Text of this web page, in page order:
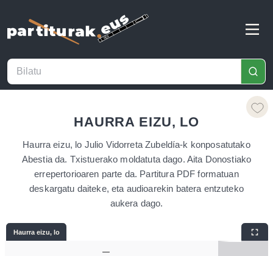
HAURRA EIZU, LO
Haurra eizu, lo Julio Vidorreta Zubeldía-k konposatutako
Abestia da. Txistuerako moldatuta dago. Aita Donostiako
errepertorioaren parte da. Partitura PDF formatuan
deskargatu daiteke, eta audioarekin batera entzuteko
aukera dago.
Haurra eizu, lo